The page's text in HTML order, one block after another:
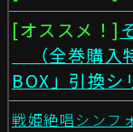
[オススメ！]
（全巻購入
BOX」引換シ
戦姫絶唱シンフ